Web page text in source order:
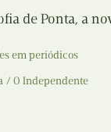
de Ponta, a
em periódicos
O Independente